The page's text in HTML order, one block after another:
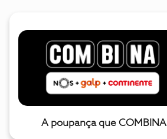
A poupança que COMBINA